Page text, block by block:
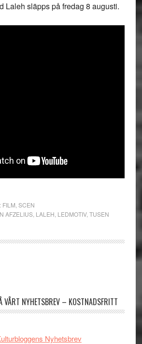
Laleh släpps på fredag 8 augusti.
FILM SCEN
AFZELIUS, LALEH LEDMOTIV, TUSEN
VÅRT NYHETSBREV – KOSTNADSFRITT
Nyhetsbrev